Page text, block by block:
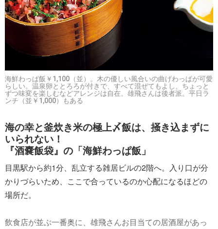
海鮮わっぱ飯￥1,100（並）。木の優しい風合いの曲げわっぱが可愛
らしい。温泉卵ととろろが付きで、すべて混ぜてもよし、ちょっと
ずつ味変を楽しむなどアレンジは自在。雄飛さんは後者派。平日ラ
ンチ（並￥1,000）もある
海の幸と釜炊き米の極上〆飯は、掻き込まずに
いられない！
『酒嚢飯袋』の「海鮮わっぱ飯」
目黒駅から約1分、乱立する雑居ビルの2階へ。入り口が分
かりづらいため、ここで合っているのか心配になるほどの
場所だ。
飲食店が並ぶ一番奥に、雄飛さんお目当ての居酒屋があっ